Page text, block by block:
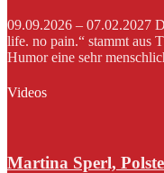
09.09.2026 – 07.02.2027
life. no pain.“ stammt aus
Humor eine sehr
Videos
Martina Sperl,